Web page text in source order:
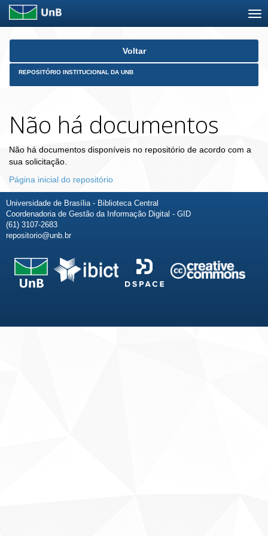
Skip
Voltar
REPOSITÓRIO INSTITUCIONAL DA UNB
Não há documentos
Não há documentos disponíveis no repositório de acordo com a
sua solicitação.
Página inicial do repositório
Universidade de Brasília - Biblioteca Central
Coordenadoria de Gestão da Informação Digital - GID
(61) 3107-2683
repositorio@unb.br